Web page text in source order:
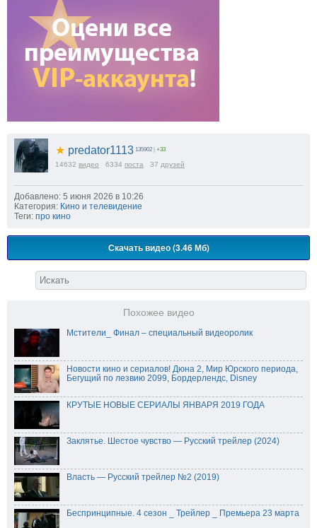
★ predator1113 135902 +33
14632 видео 6334 поста 37 друзей
Добавлено: 5 июня 2026 в 10:26
Категория: Кино и телевидение
Теги: про кино
Скачать видео (3.46 Мб)
Похожее видео
Мстители_ Финал – специальный видеоролик
Новости кино и сериалов! Дюна 2, Мир Юрского периода,
Бегущий по лезвию 2099, Бордерлендс, Disney
КРУТЫЕ НОВЫЕ СЕРИАЛЫ ЯНВАРЯ 2019 ГОДА
Заклятье. Шестое чувство — Русский трейлер (2024)
Власть — Русский трейлер №2 (2019)
Беспринципные. 4 сезон _ Трейлер _ Премьера 23 марта